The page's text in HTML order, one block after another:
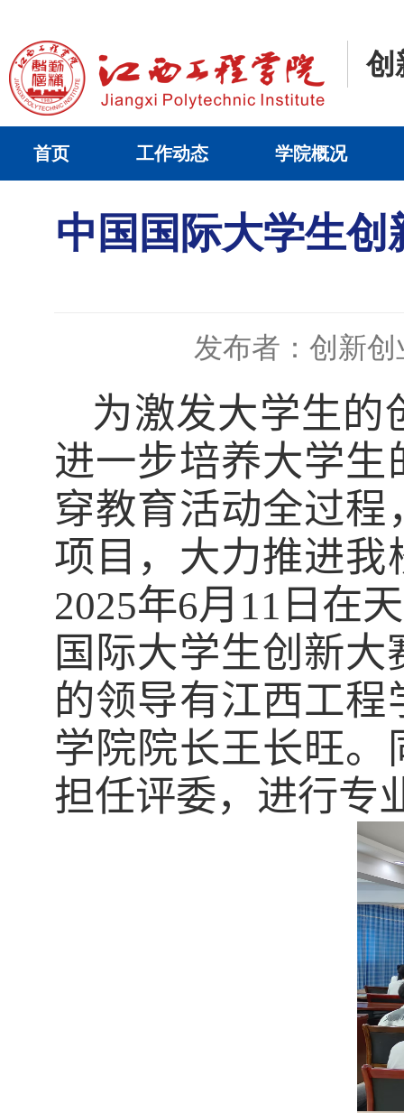
创
首页 工作动态 学院概况
中国国际大学生创
发布者：创新创
为激发大学生的
进一步培养大学
穿教育活动全过程
项目，大力推进我
2025年6月 11 日在
国际大学生创新大
的领导有江西工程
学院院长王长旺。
担任评委，进行专